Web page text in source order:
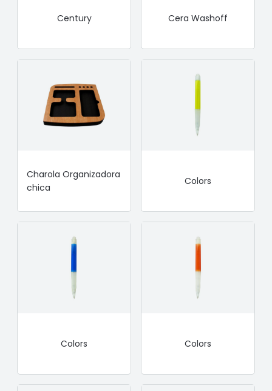
Century Cera Washoff
Charola Organizadora
chica
Colors
Colors Colors